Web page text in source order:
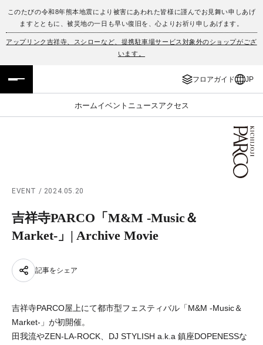
このたびの令和8年熊本地震により被害にあわれた皆様に謹んでお見舞い申しあげ
ますとともに、被災地の一日も早い復旧を、心よりお祈り申しあげます。
アップリンク吉祥寺、スシローなど、提携駐車場サービス対象外のショップがござ
います。
フロアガイド JP
ホームイベント ニュース アクセス
フロアガイド
イベント・ポップアップ
ニュース
PARCOメンバーズ
ENGLISH
簡体字
한국어
EVENT / 2024.05.20
吉祥寺PARCO「M&M -Music＆
Market-」| Archive Movie
記事をシェア
吉祥寺PARCO屋上にて都市型フェスティバル「M&M -Music＆
Market-」が初開催。
田我流やZEN-LA-ROCK、DJ STYLISH a.k.a 鎮座DOPENESSな